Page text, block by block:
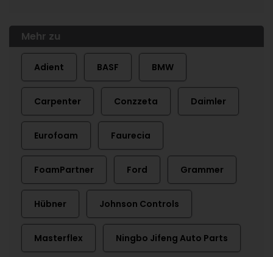
Mehr zu
Adient BASF BMW
Carpenter Conzzeta Daimler
Eurofoam Faurecia
FoamPartner Ford Grammer
Hübner Johnson Controls
Masterflex Ningbo Jifeng Auto Parts